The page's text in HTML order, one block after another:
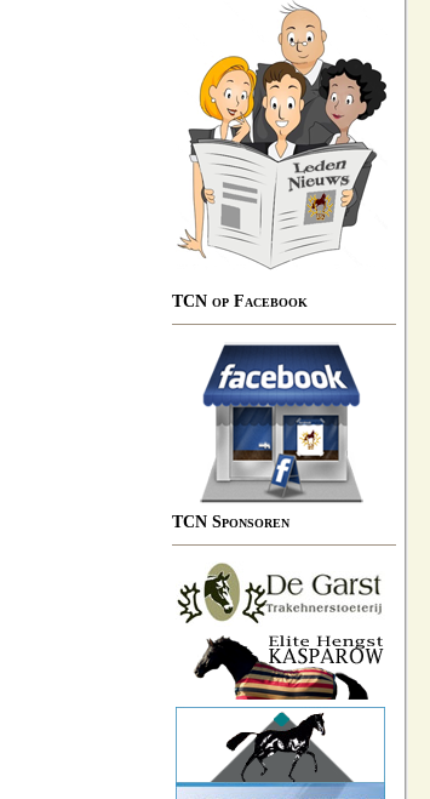
TCN op Facebook
TCN Sponsoren